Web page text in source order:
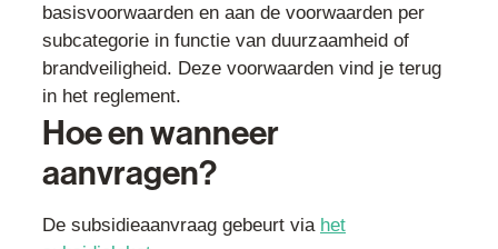
basisvoorwaarden en aan de voorwaarden per
subcategorie in functie van duurzaamheid of
brandveiligheid. Deze voorwaarden vind je terug
in het reglement.
Hoe en wanneer
aanvragen?
De subsidieaanvraag gebeurt via het